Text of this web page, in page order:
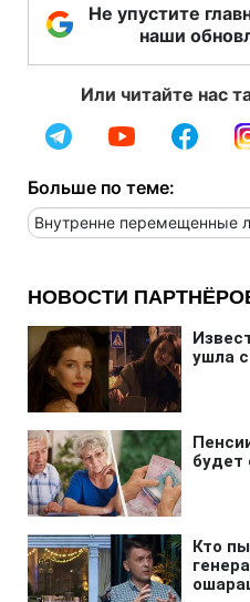
Не упустите
наши
Или читайте нас
Больше по теме:
Внутренне перемещенные